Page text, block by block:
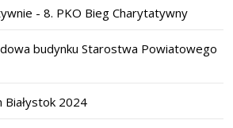
- 8. PKO Bieg Charytatywny
budynku Starostwa Powiatowego
Białystok 2024